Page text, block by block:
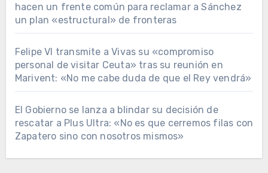
hacen un frente común para reclamar a Sánchez
un plan «estructural» de fronteras
Felipe VI transmite a Vivas su «compromiso
personal de visitar Ceuta» tras su reunión en
Marivent: «No me cabe duda de que el Rey vendrá»
El Gobierno se lanza a blindar su decisión de
rescatar a Plus Ultra: «No es que cerremos filas con
Zapatero sino con nosotros mismos»